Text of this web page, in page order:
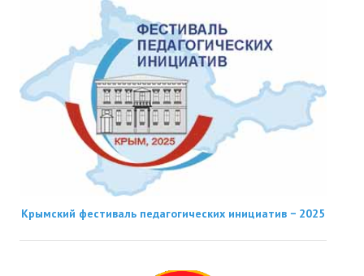
Крымский фестиваль педагогических инициатив − 2025